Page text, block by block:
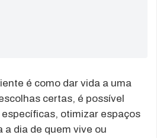
é como dar vida a uma
certas, é possível
otimizar espaços
a dia de quem vive ou